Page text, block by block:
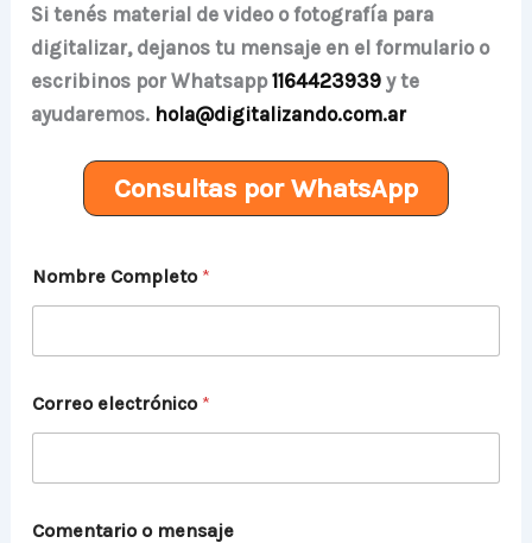
Si tenés material de video o fotografía para
digitalizar, dejanos tu mensaje en el formulario o
escribinos por Whatsapp1164423939 y te
ayudaremos. hola@digitalizando.com.ar
Consultas por WhatsApp
l
e
ó
n
i
o
o
Nombre Completo *
Correo electrónico *
Comentario o mensaje